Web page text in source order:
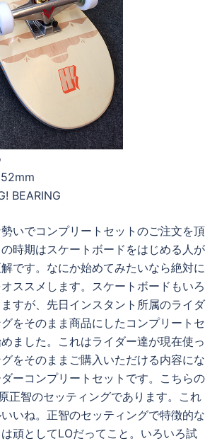
BEARING
いでコンプリートセットのご注文を頂
時期はスケートボードをはじめる人が
です。なにか始めてみたいなら絶対に
ススメします。スケートボードもいろ
すが、先日インスタント所属のライダ
をそのまま商品にしたコンプリートセ
ました。これはライダー達が現在使っ
をそのままご購入いただける内容にな
ーコンプリートセットです。こちらの
正智のセッティングであります。これ
いね。正智のセッティングで特徴的な
頑としてLOだってこと。いろいろ試